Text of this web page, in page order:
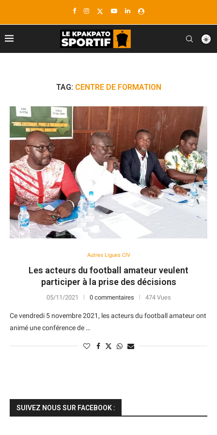
TAG: CENTRE DE FORMATION
Autres Ligues CIV
Les acteurs du football amateur veulent
participer à la prise des décisions
05/11/2021 0 commentaires 474 Vues
Ce vendredi 5 novembre 2021, les acteurs du football amateur ont
animé une conférence de …
SUIVEZ NOUS SUR FACEBOOK :